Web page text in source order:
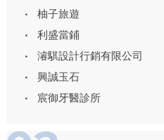
柚子旅遊
利盛當鋪
濬騏設計行銷有限公司
興誠玉石
宸御牙醫診所